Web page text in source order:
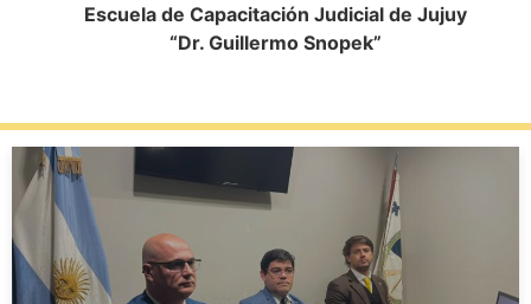
Escuela de Capacitación Judicial de Jujuy
“Dr. Guillermo Snopek”